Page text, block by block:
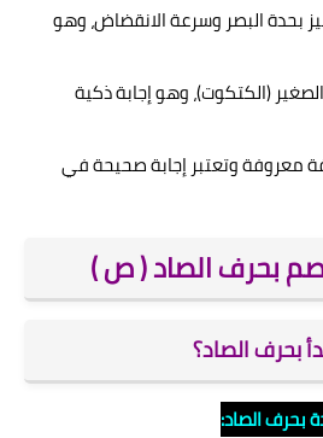
بحدة البصر وسرعة الانقضاض، وهو
(الكتكوت)، وهو إجابة ذكية
معروفة وتعتبر إجابة صحيحة في
بحرف الصاد ( ص )
بحرف الصاد؟
بحرف الصاد: